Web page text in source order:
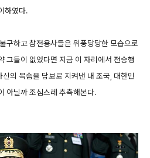
하였다.
구하고 참전용사들은 위풍당당한 모습으로
그들이 없었다면 지금 이 자리에서 전승행
의 목숨을 담보로 지켜낸 내 조국, 대한민
아닐까 조심스레 추측해본다.